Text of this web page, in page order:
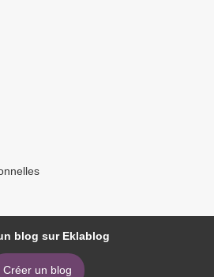
blog sur Eklablog
Créer un blog